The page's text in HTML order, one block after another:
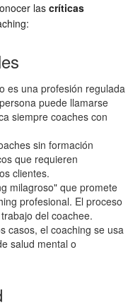
las críticas
es una profesión regulada
puede llamarse
siempre coaches con
sin formación
que requieren
clientes.
milagroso" que promete
profesional. El proceso
del coachee.
casos, el coaching se usa
salud mental o